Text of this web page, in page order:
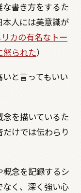
書き方をするた
人には美意識が
リカの有名なトー
怒られた）
と言ってもいい
を描いているた
けでは伝わらり
念を記録するシ
く、深く強い心